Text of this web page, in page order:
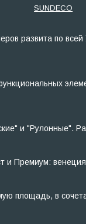
SUNDECO
развита по всей
и "Рулонные".
и Премиум:
площадь, в